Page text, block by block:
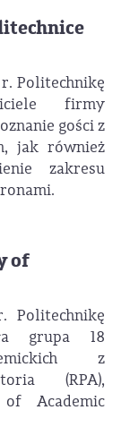
Politechnikę
firmy
gości z
jak również
zakresu
of
Politechnikę
grupa 18
z
(RPA),
of Academic